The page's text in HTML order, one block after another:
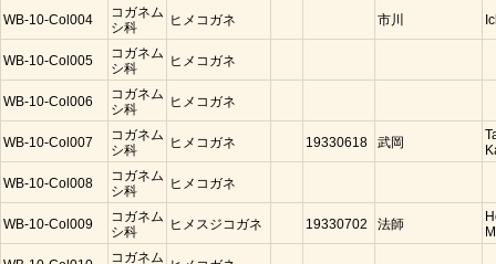
WB-10-Col004
コガネム
シ科
ヒメコガネ 市川
WB-10-Col005
コガネム
シ科
ヒメコガネ
WB-10-Col006
コガネム
シ科
ヒメコガネ
WB-10-Col007
コガネム
シ科
ヒメコガネ 19330618 武岡
WB-10-Col008
コガネム
シ科
ヒメコガネ
WB-10-Col009
コガネム
シ科
ヒメスジコガネ 19330702 法師
コガネム